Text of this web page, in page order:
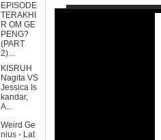
EPISODE
TERAKHI
R OM GE
PENG?
(PART
2)...
KISRUH
Nagita VS
Jessica Is
kandar,
A...
Weird Ge
nius - Lat